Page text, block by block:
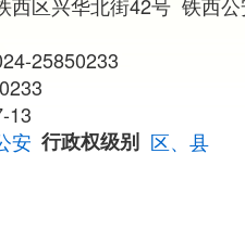
西区兴华北街42号 铁西
25850233
13
安 行政权级别 区、县